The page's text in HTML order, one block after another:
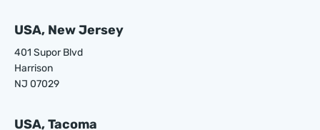
USA, New Jersey
401 Supor Blvd
Harrison
NJ 07029
USA, Tacoma